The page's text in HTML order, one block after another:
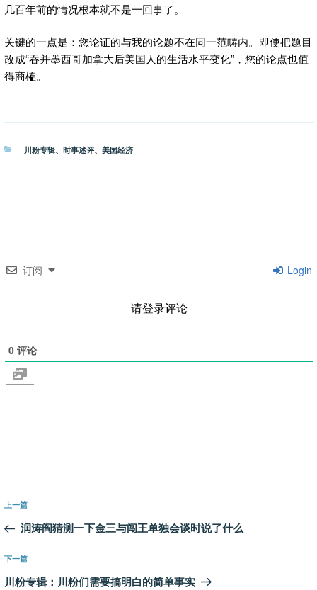
几百年前的情况根本就不是一回事了。
关键的一点是：您论证的与我的论题不在同一范畴内。即使把题目
改成“吞并墨西哥加拿大后美国人的生活水平变化”，您的论点也值
得商榷。
分
川粉专辑、 时事述评、 美国经济
订阅 Login
请登录评论
0 评论
文
导
航
上
一
文
章
上一篇
润涛阎猜测一下金三与闯王单独会谈时说了什么
下
一
下一篇
川粉专辑：川粉们需要搞明白的简单事实